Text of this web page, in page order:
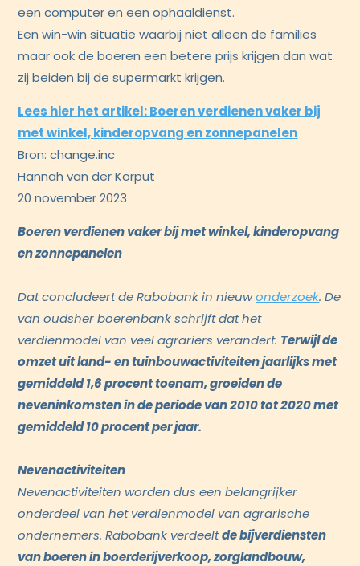
een computer en een ophaaldienst.
Een win-win situatie waarbij niet alleen de families
maar ook de boeren een betere prijs krijgen dan wat
zij beiden bij de supermarkt krijgen.
Lees hier het artikel: Boeren verdienen vaker bij
met winkel, kinderopvang en zonnepanelen
Bron: change.inc
Hannah van der Korput
20 november 2023
Boeren verdienen vaker bij met winkel, kinderopvang
en zonnepanelen
Dat concludeert de Rabobank in nieuwonderzoek. De
van oudsher boerenbank schrijft dat het
verdienmodel van veel agrariërs verandert. Terwijl de
omzet uit land- en tuinbouwactiviteiten jaarlijks met
gemiddeld 1,6 procent toenam, groeiden de
neveninkomsten in de periode van 2010 tot 2020 met
gemiddeld 10 procent per jaar.
Nevenactiviteiten
Nevenactiviteiten worden dus een belangrijker
onderdeel van het verdienmodel van agrarische
ondernemers. Rabobank verdeeltde bijverdiensten
van boeren in boerderijverkoop, zorglandbouw,